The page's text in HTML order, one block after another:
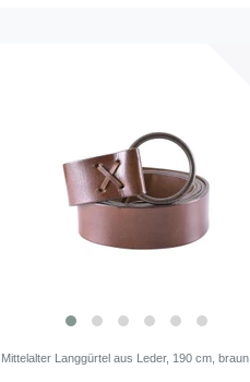
Mittelalter Langgürtel aus Leder, 190 cm, braun